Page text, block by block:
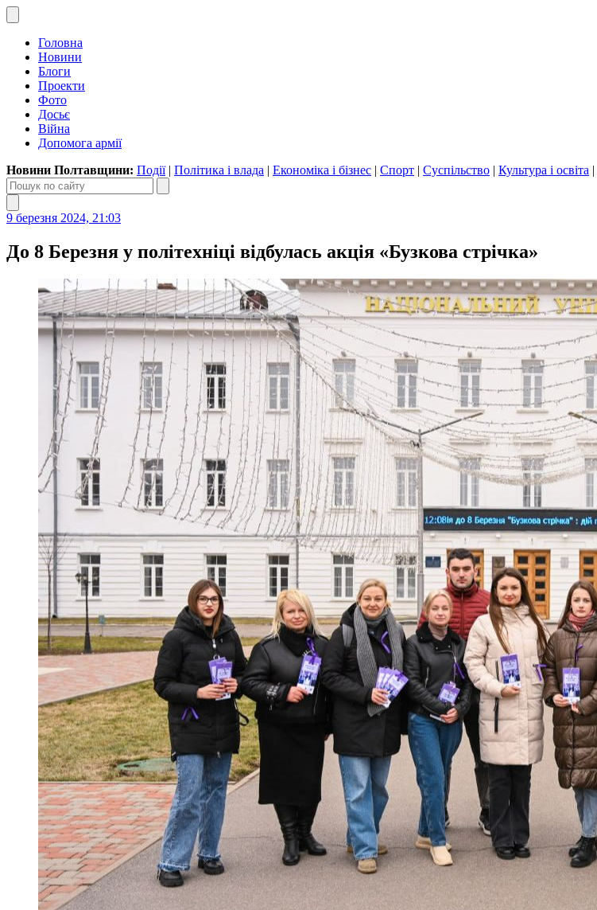
Головна
Новини
Блоги
Проекти
Фото
Досьє
Війна
Допомога армії
Новини Полтавщини: Події| Політика і влада | Економіка і бізнес | Спорт | Суспільство | Культура і освіта |
9 березня 2024, 21:03
До 8 Березня у політехніці відбулась акція «Бузкова стрічка»